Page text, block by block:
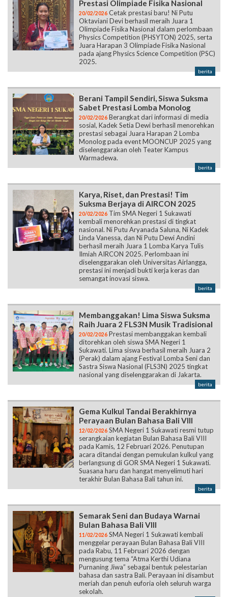
Prestasi Olimpiade Fisika Nasional
20/02/2026 Cetak prestasi baru! Ni Putu
Oktaviani Devi berhasil meraih Juara 1
Olimpiade Fisika Nasional dalam perlombaan
Physics Competition (PHSYTON) 2025, serta
Juara Harapan 3 Olimpiade Fisika Nasional
pada ajang Physics Science Competition (PSC)
2025.
berita
Berani Tampil Sendiri, Siswa Suksma
Sabet Prestasi Lomba Monolog
20/02/2026 Berangkat dari informasi di media
sosial, Kadek Setia Dewi berhasil menorehkan
prestasi sebagai Juara Harapan 2 Lomba
Monolog pada event MOONCUP 2025 yang
diselenggarakan oleh Teater Kampus
Warmadewa.
berita
Karya, Riset, dan Prestasi! Tim
Suksma Berjaya di AIRCON 2025
20/02/2026 Tim SMA Negeri 1 Sukawati
kembali menorehkan prestasi di tingkat
nasional. Ni Putu Aryanada Saluna, Ni Kadek
Linda Vanessa, dan Ni Putu Dewi Andini
berhasil meraih Juara 1 Lomba Karya Tulis
Ilmiah AIRCON 2025. Perlombaan ini
diselenggarakan oleh Universitas Airlangga,
prestasi ini menjadi bukti kerja keras dan
semangat inovasi siswa.
berita
Membanggakan! Lima Siswa Suksma
Raih Juara 2 FLS3N Musik Tradisional
20/02/2026 Prestasi membanggakan kembali
ditorehkan oleh siswa SMA Negeri 1
Sukawati. Lima siswa berhasil meraih Juara 2
(Perak) dalam ajang Festival Lomba Seni dan
Sastra Siswa Nasional (FLS3N) 2025 tingkat
nasional yang diselenggarakan di Jakarta.
berita
Gema Kulkul Tandai Berakhirnya
Perayaan Bulan Bahasa Bali VIII
12/02/2026 SMA Negeri 1 Sukawati resmi tutup
serangkaian kegiatan Bulan Bahasa Bali VIII
pada Kamis, 12 Februari 2026. Penutupan
acara ditandai dengan pemukulan kulkul yang
berlangsung di GOR SMA Negeri 1 Sukawati.
Suasana haru dan hangat menyelimuti hari
terakhir Bulan Bahasa Bali tahun ini.
berita
Semarak Seni dan Budaya Warnai
Bulan Bahasa Bali VIII
11/02/2026 SMA Negeri 1 Sukawati kembali
menggelar perayaan Bulan Bahasa Bali VIII
pada Rabu, 11 Februari 2026 dengan
mengusung tema “Atma Kerthi Udiana
Purnaning Jiwa” sebagai bentuk pelestarian
bahasa dan sastra Bali. Perayaan ini disambut
meriah dan penuh euforia oleh seluruh warga
sekolah.